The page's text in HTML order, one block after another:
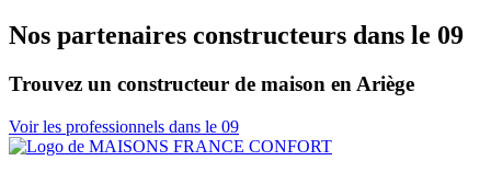
Nos partenaires constructeurs dans le 09
Trouvez un constructeur de maison en Ariège
Voir les professionnels dans le 09